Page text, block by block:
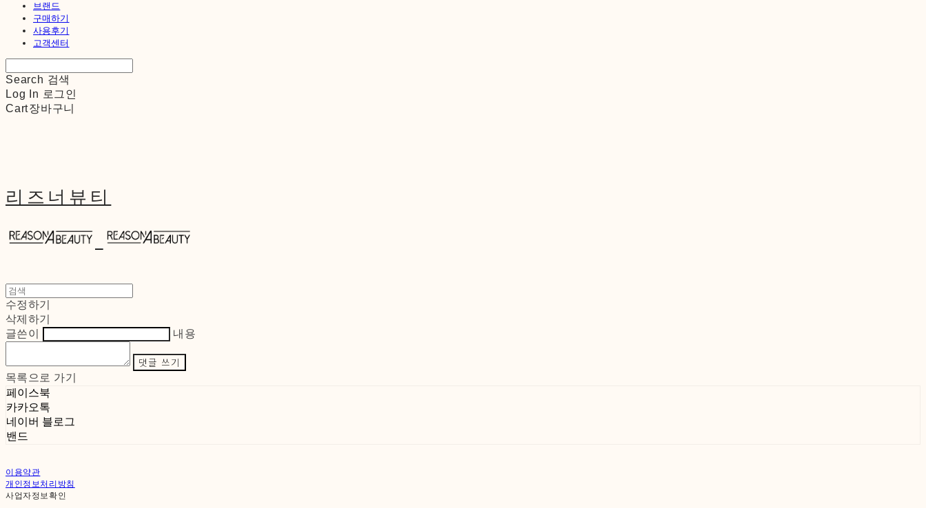
브랜드
구매하기
사용후기
고객센터
Search 검색
Log In 로그인
Cart장바구니
리즈너뷰티
수정하기
삭제하기
글쓴이
내용
댓글 쓰기
목록으로 가기
페이스북
카카오톡
네이버 블로그
밴드
이용약관
개인정보처리방침
사업자정보확인